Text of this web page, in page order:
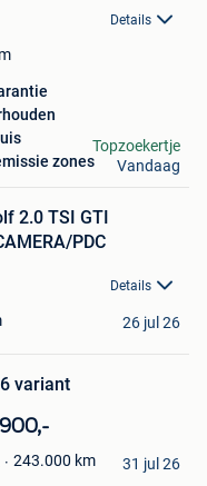
Details
zones
Topzoekertje
Vandaag
2.0 TSI GTI
PDC
Details
26 jul 26
variant
243.000 km 31 jul 26